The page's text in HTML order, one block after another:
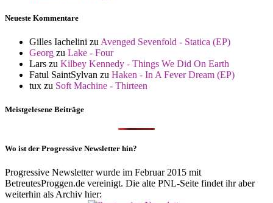
Neueste Kommentare
Gilles Iachelini zu Avenged Sevenfold - Statica (EP)
Georg zu Lake - Four
Lars zu Kilbey Kennedy - Things We Did On Earth
Fatul SaintSylvan zu Haken - In A Fever Dream (EP)
tux zu Soft Machine - Thirteen
Meistgelesene Beiträge
Wo ist der Progressive Newsletter hin?
Progressive Newsletter wurde im Februar 2015 mit
BetreutesProggen.de vereinigt. Die alte PNL-Seite findet ihr aber
weiterhin als Archiv hier: